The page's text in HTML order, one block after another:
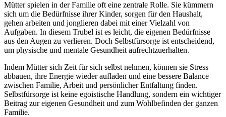
Mütter spielen in der Familie oft eine zentrale Rolle. Sie kümmern
sich um die Bedürfnisse ihrer Kinder, sorgen für den Haushalt,
gehen arbeiten und jonglieren dabei mit einer Vielzahl von
Aufgaben. In diesem Trubel ist es leicht, die eigenen Bedürfnisse
aus den Augen zu verlieren. Doch Selbstfürsorge ist entscheidend,
um physische und mentale Gesundheit aufrechtzuerhalten.
Indem Mütter sich Zeit für sich selbst nehmen, können sie Stress
abbauen, ihre Energie wieder aufladen und eine bessere Balance
zwischen Familie, Arbeit und persönlicher Entfaltung finden.
Selbstfürsorge ist keine egoistische Handlung, sondern ein wichtiger
Beitrag zur eigenen Gesundheit und zum Wohlbefinden der ganzen
Familie.